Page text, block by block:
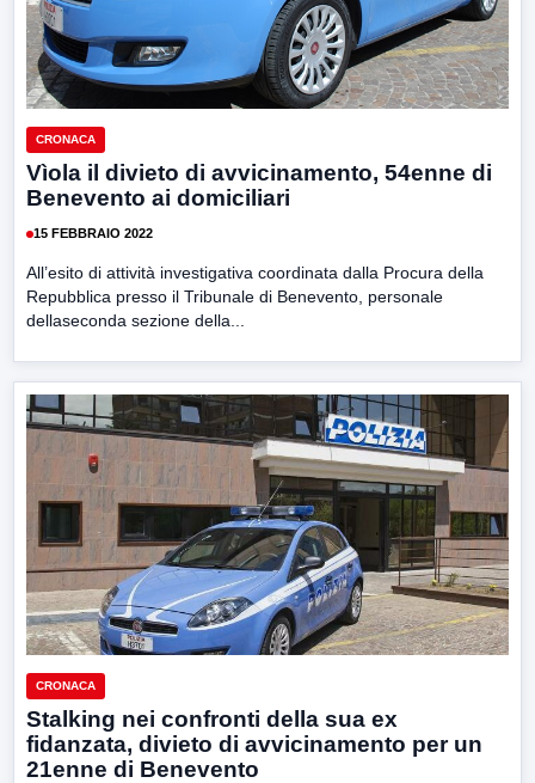
CRONACA
Vìola il divieto di avvicinamento, 54enne di
Benevento ai domiciliari
15 FEBBRAIO 2022
All’esito di attività investigativa coordinata dalla Procura della
Repubblica presso il Tribunale di Benevento, personale
dellaseconda sezione della...
CRONACA
Stalking nei confronti della sua ex
fidanzata, divieto di avvicinamento per un
21enne di Benevento